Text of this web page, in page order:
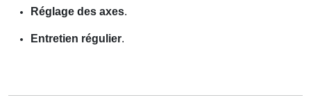
Réglage des axes.
Entretien régulier.